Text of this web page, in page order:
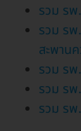
รวม รพ
รวม รพ
สะพาน
รวม รพ
รวม รพ
รวม รพ